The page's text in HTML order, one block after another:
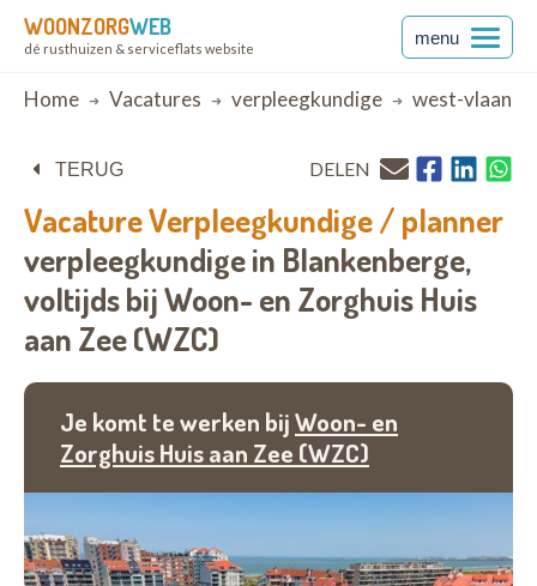
WOONZORGWEB
dé rusthuizen & serviceflats website
menu
Breadcrumb
Home Vacatures verpleegkundige west-
TERUG DELEN
VacatureVerpleegkundige / planner
verpleegkundige in Blankenberge,
voltijds bijWoon- en Zorghuis Huis
aan Zee (WZC)
Je komt te werken bijWoon- en
Zorghuis Huis aan Zee (WZC)